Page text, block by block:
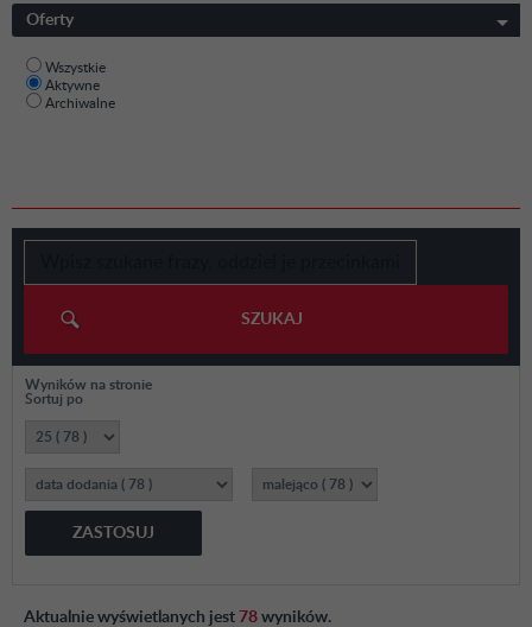
Oferty
Wszystkie
Aktywne
Archiwalne
SZUKAJ
Wyników na stronie
Sortuj po
ZASTOSUJ
Aktualnie wyświetlanych jest 78 wyników.